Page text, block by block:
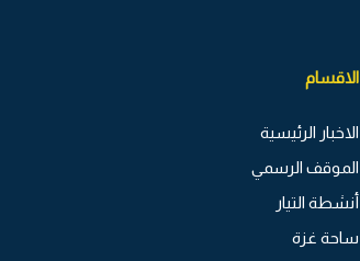
الاقسام
الاخبار الرئيسية
الموقف الرسمي
أنشطة التيار
ساحة غزة